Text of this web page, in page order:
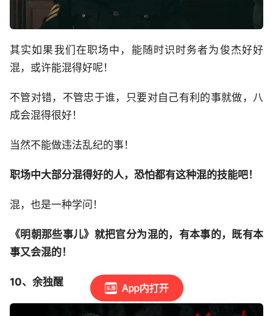
App内打开
其实如果我们在职场中，能随时识时务者为俊杰好好
混，或许能混得好呢！
不管对错，不管忠于谁，只要对自己有利的事就做，八
成会混得很好！
当然不能做违法乱纪的事！
职场中大部分混得好的人，恐怕都有这种混的技能吧！
混，也是一种学问！
《明朝那些事儿》就把官分为混的，有本事的，既有本
事又会混的！
10、余独醒